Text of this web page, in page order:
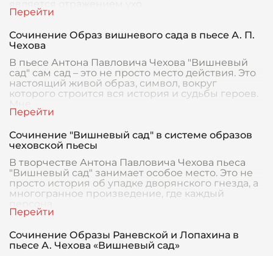
Сочинение Образ вишневого сада в пьесе А. П.
Чехова
В пьесе Антона Павловича Чехова "Вишневый
сад" сам сад – это не просто место действия. Это
настоящий живой образ, символ, вокруг
которого строится вся история и судьбы героев.
Мне
Сочинение "Вишневый сад" в системе образов
чеховской пьесы
В творчестве Антона Павловича Чехова пьеса
"Вишневый сад" занимает особое место. Это не
просто история об упадке дворянского гнезда, а
многогранное произведение, где каждый
Сочинение Образы Раневской и Лопахина в
пьесе А. Чехова «Вишневый сад»